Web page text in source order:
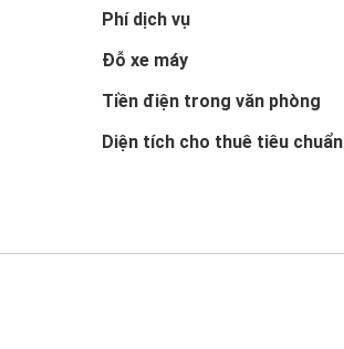
Phí dịch vụ
Đỗ xe máy
Tiền điện trong văn phòng
Diện tích cho thuê tiêu chuẩn